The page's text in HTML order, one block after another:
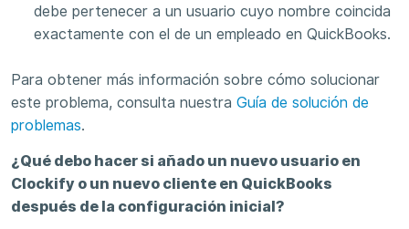
debe pertenecer a un usuario cuyo nombre coincida
exactamente con el de un empleado en QuickBooks.
Para obtener más información sobre cómo solucionar
este problema, consulta nuestra Guía de solución de
problemas.
¿Qué debo hacer si añado un nuevo usuario en
Clockify o un nuevo cliente en QuickBooks
después de la configuración inicial?